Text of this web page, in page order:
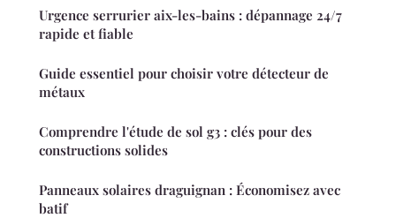
Urgence serrurier aix-les-bains : dépannage 24/7
rapide et fiable
Guide essentiel pour choisir votre détecteur de
métaux
Comprendre l'étude de sol g3 : clés pour des
constructions solides
Panneaux solaires draguignan : Économisez avec
batif